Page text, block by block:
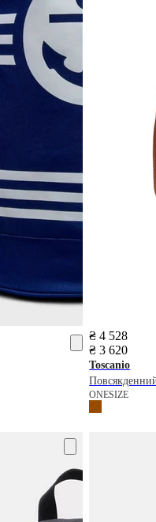
₴ 4 528
₴ 3 620
Toscanio
ONESIZE